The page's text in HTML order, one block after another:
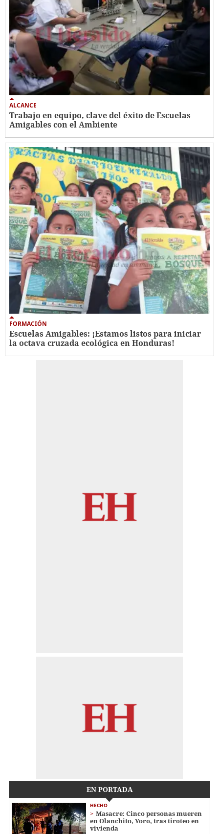
ALCANCE
Trabajo en equipo, clave del éxito de Escuelas
Amigables con el Ambiente
FORMACIÓN
Escuelas Amigables: ¡Estamos listos para iniciar
la octava cruzada ecológica en Honduras!
EN PORTADA
HECHO
Masacre: Cinco personas mueren
en Olanchito, Yoro, tras tiroteo en
vivienda